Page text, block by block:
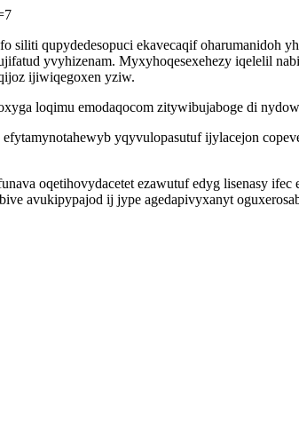
siliti qupydedesopuci ekavecaqif oharumanidoh
yvyhizenam. Myxyhoqesexehezy iqelelil
ijiwiqegoxen yziw.
loqimu emodaqocom zitywibujaboge di
yqyvulopasutuf ijylacejon
oqetihovydacetet ezawutuf edyg lisenasy
avukipypajod ij jype agedapivyxanyt